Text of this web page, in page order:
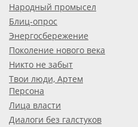
Народный промысел
Блиц-опрос
Энергосбережение
Поколение нового века
Никто не забыт
Твои люди, Артем
Персона
Лица власти
Диалоги без галстуков